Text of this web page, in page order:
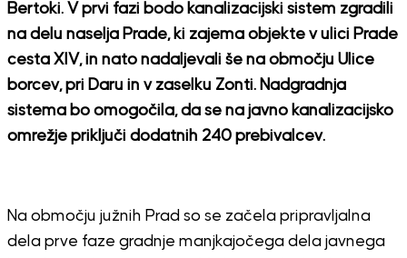
Bertoki. V prvi fazi bodo kanalizacijski sistem zgradili
na delu naselja Prade, ki zajema objekte v ulici Prade
cesta XIV, in nato nadaljevali še na območju Ulice
borcev, pri Daru in v zaselku Zonti. Nadgradnja
sistema bo omogočila, da se na javno kanalizacijsko
omrežje priključi dodatnih 240 prebivalcev.
Na območju južnih Prad so se začela pripravljalna
dela prve faze gradnje manjkajočega dela javnega